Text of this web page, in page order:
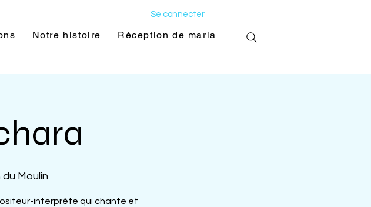
Notre histoire Réception de mariage Galerie photo
Se connecter
du Moulin
interprète qui chante et